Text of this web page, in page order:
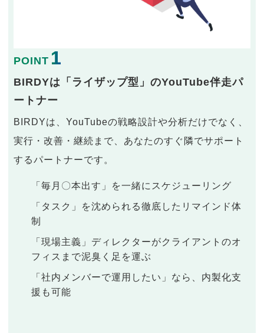
POINT 1
BIRDYは「ライザップ型」のYouTube伴走パ
ートナー
BIRDYは、YouTubeの戦略設計や分析だけでなく、
実行・改善・継続まで、あなたのすぐ隣でサポート
するパートナーです。
「毎月〇本出す」を一緒にスケジューリング
「タスク」を沈められる徹底したリマインド体
制
「現場主義」ディレクターがクライアントのオ
フィスまで泥臭く足を運ぶ
「社内メンバーで運用したい」なら、内製化支
援も可能